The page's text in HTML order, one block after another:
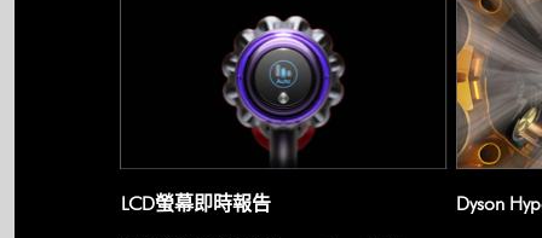
LCD螢幕即時報告 Dyson